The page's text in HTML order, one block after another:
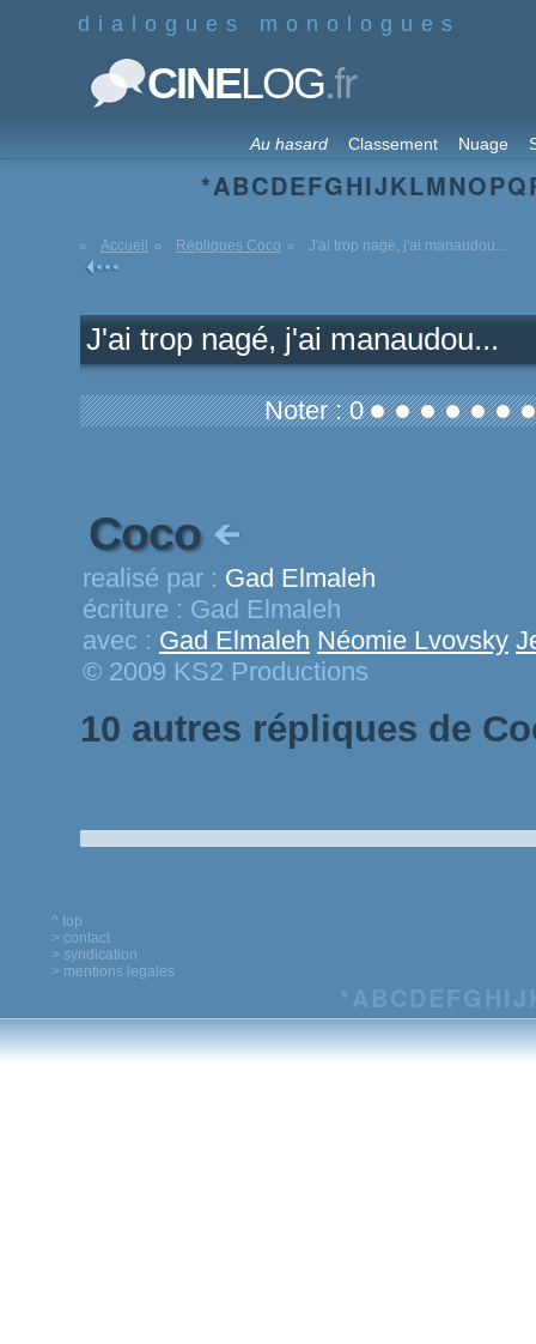
dialogues monologues
CINELOG.fr
Au hasard Classement Nuage
*ABCDEFGHIJKLMNOPQ
Accueil Répliques Coco J'ai trop nagé, j'ai manaudou...
J'ai trop nagé, j'ai manaudou...
Noter : 0
Coco
realisé par : Gad Elmaleh
écriture : Gad Elmaleh
avec : Gad Elmaleh Néomie Lvovsky
© 2009 KS2 Productions
10 autres répliques de
^ top
> contact
> syndication
> mentions legales
*ABCDEFG HIJ